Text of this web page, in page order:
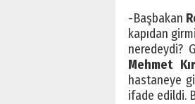
-Başbakan
kapıdan
neredeydi?
Mehmet
hastaneye
ifade edildi.